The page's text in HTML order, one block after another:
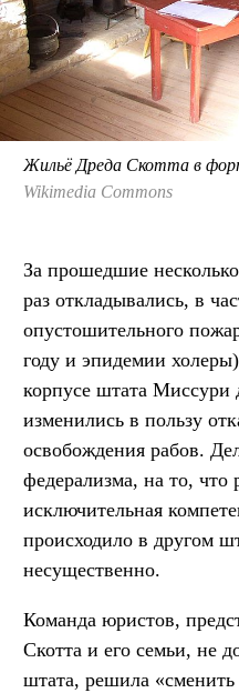
Жильё Дреда Скотта в
Wikimedia Commons
За прошедшие
раз откладывались, в
опустошительного
году и эпидемии
корпусе штата Миссури
изменились в пользу
освобождения рабов.
федерализма, на то,
исключительная
происходило в другом
несущественно.
Команда юристов,
Скотта и его семьи, не
штата, решила